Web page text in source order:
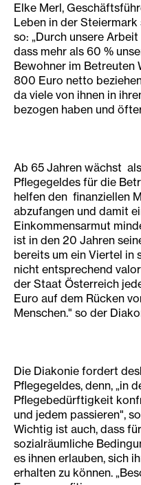
Elke Merl,
Leben in der
so: „Durch unsere
dass mehr als 60 %
Bewohner im Betreuten
800 Euro netto
da viele von ihnen in
bezogen haben und
Ab 65 Jahren wächst
Pflegegeldes für die
helfen den finanziellen
abzufangen und damit
Einkommensarmut
ist in den 20 Jahren
bereits um ein Viertel in
nicht entsprechend
der Staat Österreich
Euro auf dem Rücken
Menschen." so der
Die Diakonie fordert
Pflegegeldes, denn, „in
Pflegebedürftigkeit
und jedem passieren",
Wichtig ist auch, dass
sozialräumliche
es ihnen erlauben, sich
erhalten zu können.